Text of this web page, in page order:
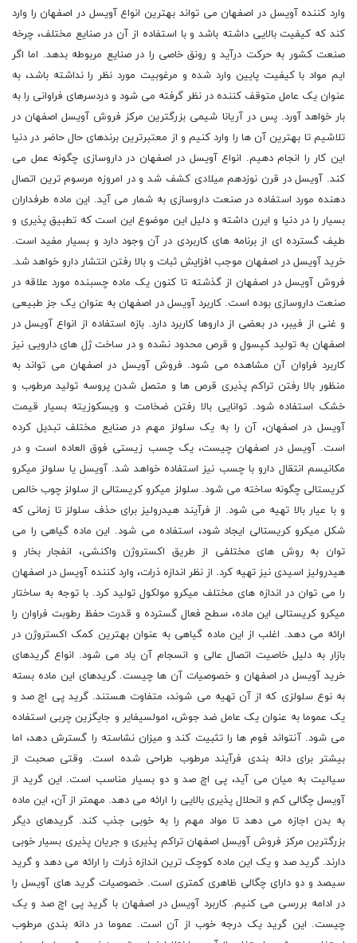
وارد کننده آویسل در اصفهان می تواند بهترین انواع آویسل در اصفهان را وارد
کند که کیفیت بالایی داشته باشد و با استفاده از آن در صنایع مختلف، چرخه
صنعت کشور به حرکت درآید و رونق خاصی را در صنایع مربوطه بدهد. اما اگر
ایم مواد با کیفیت پایین وارد شده و مرغوبیت مورد نظر را نداشته باشد، به
عنوان یک عامل متوقف کننده در نظر گرفته می شود و دردسرهای فراوانی را به
بار خواهد آورد. پس در آریانا شیمی بزرگترین مرکز فروش آویسل اصفهان در
تلاشیم تا بهترین آن ها را وارد کنیم و از معتبرترین برندهای حال حاضر در دنیا
این کار را انجام دهیم. انواع آویسل در اصفهان در داروسازی چگونه عمل می
کند. آویسل در قرن نوزدهم میلادی کشف شد و در امروزه مرسوم ‌ترین اتصال
دهنده مورد استفاده در صنعت داروسازی به شمار می آید. این ماده طرفداران
بسیار را در دنیا و ایرن داشته و دلیل این موضوع این است که تطبیق پذیری و
طیف گسترده ای از برنامه های کاربردی در آن وجود دارد و بسیار مفید است.
خرید آویسل در اصفهان موجب افزایش ثبات و بالا رفتن انتشار دارو خواهد شد.
فروش آویسل در اصفهان از گذشته تا کنون یک ماده چسبنده مورد علاقه در
صنعت داروسازی بوده است. کاربرد آویسل در اصفهان به عنوان یک جز طبیعی
و غنی از فیبر، در بعضی از داروها کاربرد دارد. بازه استفاده از انواع آویسل در
اصفهان به تولید کپسول و قرص محدود نشده و در ساخت ژل های دارویی نیز
کاربرد فراوان آن مشاهده می شود. فروش آویسل در اصفهان می تواند به
منظور بالا رفتن تراکم پذیری قرص ها و متصل شدن پروسه تولید مرطوب و
خشک استفاده شود. توانایی بالا رفتن ضخامت و ویسکوزیته بسیار قیمت
آویسل در اصفهان، آن را به یک سلولز مهم در صنایع مختلف تبدیل کرده
است. آویسل در اصفهان چیست، یک چسب زیستی فوق العاده است و در
مکانیسم انتقال دارو با چسب نیز استفاده خواهد شد. آویسل یا سلولز میکرو
کریستالی چگونه ساخته می شود. سلولز میکرو کریستالی از سلولز چوب خالص
و با عیار بالا تهیه می شود. از فرآیند هیدرولیز برای حذف سلولز تا زمانی که
شکل میکرو کریستالی ایجاد شود، استفاده می شود. این ماده گیاهی را می
توان به روش های مختلفی از طریق اکستروژن واکنشی، انفجار بخار و
هیدرولیز اسیدی نیز تهیه کرد. از نظر اندازه ذرات، وارد کننده آویسل در اصفهان
را می توان در اندازه های مختلف میکرو مولکول تولید کرد. با توجه به ساختار
میکرو کریستالی این ماده، سطح فعال گسترده و قدرت حفظ رطوبت فراوان را
ارائه می دهد. اغلب از این ماده گیاهی به عنوان بهترین کمک اکستروژن در
بازار به دلیل خاصیت اتصال عالی و انسجام آن یاد می شود. انواع گریدهای
خرید آویسل در اصفهان و خصوصیات آن ها چیست. گریدهای این ماده بسته
به نوع سلولزی که از آن تهیه می شوند، متفاوت هستند. گرید پی اچ صد و
یک عموما به عنوان یک عامل ضد جوش، امولسیفایر و جایگزین چربی استفاده
می شود. آنتواند فوم ها را تثبیت کند و میزان نشاسته را گسترش دهد، اما
بیشتر برای دانه بندی فرآیند مرطوب طراحی شده است. وقتی صحبت از
سیالیت به میان می آید، پی اچ صد و دو بسیار مناسب است. این گرید از
آویسل چگالی کم و انحلال پذیری بالایی را ارائه می دهد. مهمتر از آن، این ماده
به بدن اجازه می دهد تا مواد مهم را به خوبی جذب کند. گریدهای دیگر
بزرگترین مرکز فروش آویسل اصفهان تراکم پذیری و جریان پذیری بسیار خوبی
دارند. گرید صد و یک این ماده کوچک ترین اندازه ذرات را ارائه می دهد و گرید
سیصد و دو دارای چگالی ظاهری کمتری است. خصوصیات گرید های آویسل را
در ادامه بررسی می کنیم. کاربرد آویسل در اصفهان با گرید پی اچ صد و یک
چیست. این گرید یک درجه خوب از آن است. عموما در دانه بندی مرطوب